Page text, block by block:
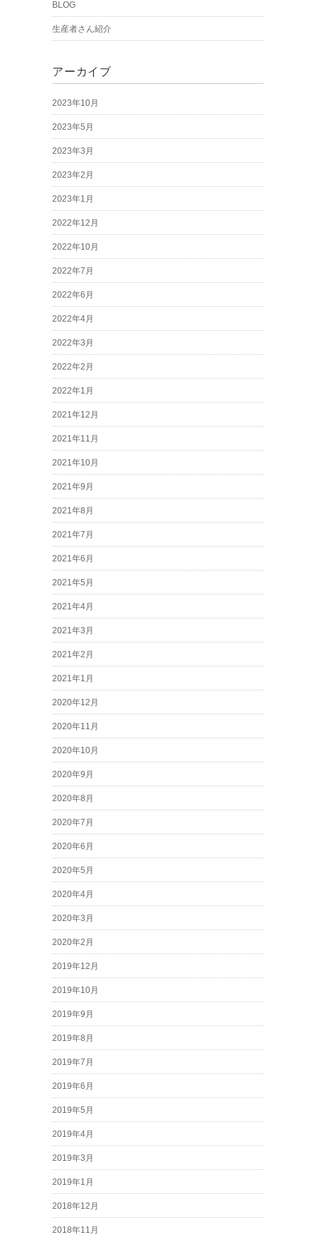
BLOG
生産者さん紹介
アーカイブ
2023年10月
2023年5月
2023年3月
2023年2月
2023年1月
2022年12月
2022年10月
2022年7月
2022年6月
2022年4月
2022年3月
2022年2月
2022年1月
2021年12月
2021年11月
2021年10月
2021年9月
2021年8月
2021年7月
2021年6月
2021年5月
2021年4月
2021年3月
2021年2月
2021年1月
2020年12月
2020年11月
2020年10月
2020年9月
2020年8月
2020年7月
2020年6月
2020年5月
2020年4月
2020年3月
2020年2月
2019年12月
2019年10月
2019年9月
2019年8月
2019年7月
2019年6月
2019年5月
2019年4月
2019年3月
2019年1月
2018年12月
2018年11月